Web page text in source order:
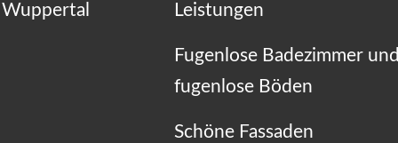
Leistungen
Fugenlose Badezimmer und
fugenlose Böden
Schöne Fassaden